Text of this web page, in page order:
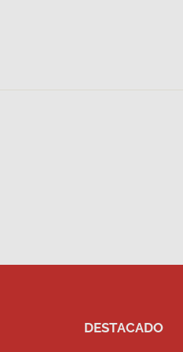
DESTACADO